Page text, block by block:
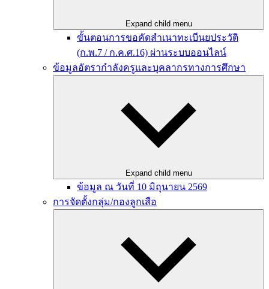
Expand child menu
ขั้นตอนการขอคัดสำเนาทะเบีนยประวัติ
(ก.พ.7 / ก.ค.ศ.16) ผ่านระบบออนไลน์
ข้อมูลอัตรากำลังครูและบุคลากรทางการศึกษา
Expand child menu
ข้อมูล ณ วันที่ 10 มิถุนายน 2569
การจัดตั้งกลุ่ม/กองลูกเสือ